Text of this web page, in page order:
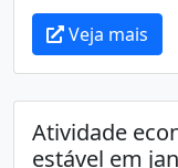
Veja mais
Atividade
estável em